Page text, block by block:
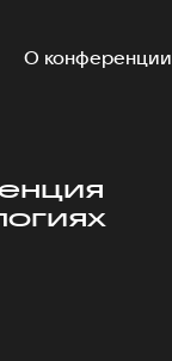
О конференции